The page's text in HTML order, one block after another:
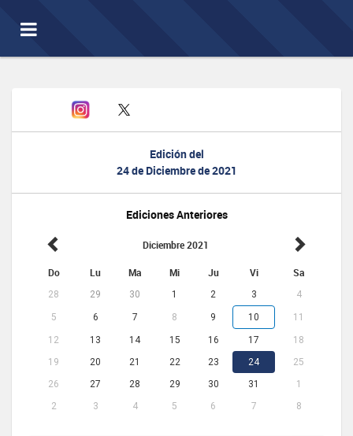
Toggle
navigation
Edición del
24 de Diciembre de 2021
Ediciones Anteriores
Diciembre 2021
Do Lu Ma Mi Ju Vi Sa
28 29 30 1 2 3 4
5 6 7 8 9 10 11
12 13 14 15 16 17
18
19
20 21 22 23 24
25
26
27 28 29 30 31
1
2
3 4 5 6 7 8